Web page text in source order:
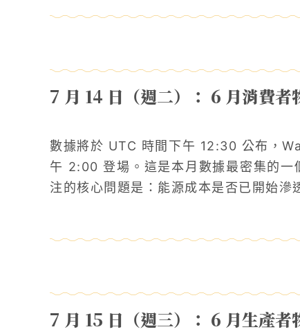
7 月 14 日（週二）： 6 月消費者
數據將於 UTC 時間下午 12:30 公布，
午 2:00 登場。這是本月數據最密集的
注的核心問題是：能源成本是否已開始滲
7 月 15 日（週三）： 6 月生產者